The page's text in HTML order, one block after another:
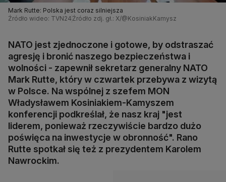
Mark Rutte: Polska jest coraz silniejsza
Źródło wideo: TVN24 Źródło zdj. gł.: X/@KosiniakKamysz
NATO jest zjednoczone i gotowe, by odstraszać
agresję i bronić naszego bezpieczeństwa i
wolności - zapewnił sekretarz generalny NATO
Mark Rutte, który w czwartek przebywa z wizytą
w Polsce. Na wspólnej z szefem MON
Władysławem Kosiniakiem-Kamyszem
konferencji podkreślał, że nasz kraj "jest
liderem, ponieważ rzeczywiście bardzo dużo
poświęca na inwestycje w obronność". Rano
Rutte spotkał się też z prezydentem Karolem
Nawrockim.